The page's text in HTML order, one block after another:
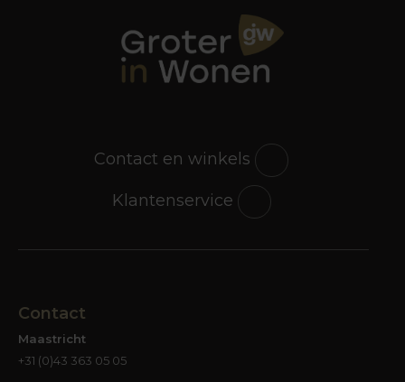
Contact en winkels
Klantenservice
Contact
Maastricht
+31 (0)43 363 05 05